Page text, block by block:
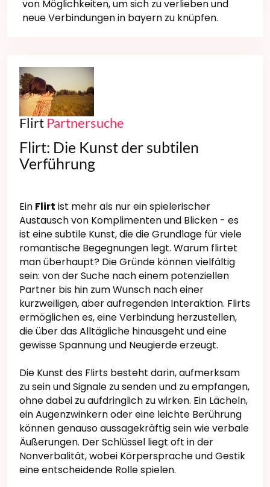
von Möglichkeiten, um sich zu verlieben und
neue Verbindungen in bayern zu knüpfen.
Flirt Partnersuche
Flirt: Die Kunst der subtilen
Verführung
Ein Flirt ist mehr als nur ein spielerischer
Austausch von Komplimenten und Blicken - es
ist eine subtile Kunst, die die Grundlage für viele
romantische Begegnungen legt. Warum flirtet
man überhaupt? Die Gründe können vielfältig
sein: von der Suche nach einem potenziellen
Partner bis hin zum Wunsch nach einer
kurzweiligen, aber aufregenden Interaktion. Flirts
ermöglichen es, eine Verbindung herzustellen,
die über das Alltägliche hinausgeht und eine
gewisse Spannung und Neugierde erzeugt.
Die Kunst des Flirts besteht darin, aufmerksam
zu sein und Signale zu senden und zu empfangen,
ohne dabei zu aufdringlich zu wirken. Ein Lächeln,
ein Augenzwinkern oder eine leichte Berührung
können genauso aussagekräftig sein wie verbale
Äußerungen. Der Schlüssel liegt oft in der
Nonverbalität, wobei Körpersprache und Gestik
eine entscheidende Rolle spielen.